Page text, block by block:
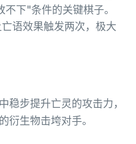
下"条件的关键棋子。
亡语效果触发两次，极大
稳步提升亡灵的攻击力，
衍生物击垮对手。